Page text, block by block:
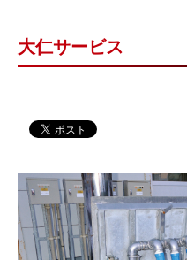
大仁サービス